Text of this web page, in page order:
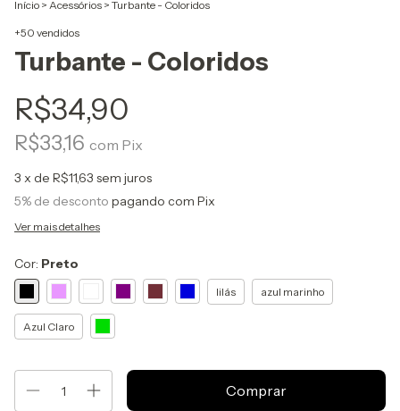
Início > Acessórios > Turbante - Coloridos
+50 vendidos
Turbante - Coloridos
R$34,90
R$33,16 com Pix
3 x de R$11,63 sem juros
5% de desconto pagando com Pix
Ver mais detalhes
Cor: Preto
lilás azul marinho
Azul Claro